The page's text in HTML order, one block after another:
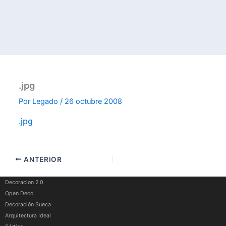
.jpg
Por Legado/ 26 octubre 2008
.jpg
ANTERIOR
Decoracion 2.0
Open Deco
Decoración Sueca
Arquitectura Ideal